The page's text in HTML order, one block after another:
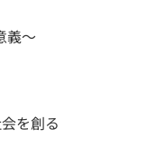
義〜
を創る